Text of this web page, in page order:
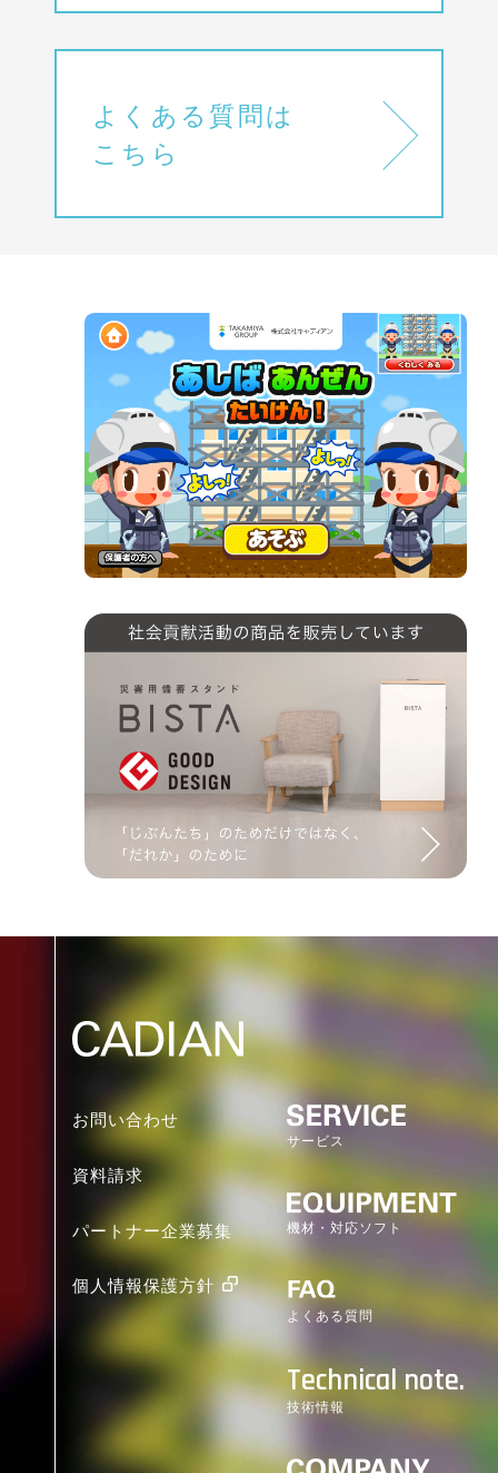
BIM/CIM
空間計測
よくある質問は
こちら
お問い合わせ
資料請求
パートナー企業募集
個人情報保護方針
サービス
機材・対応ソフト
よくある質問
Technical note.
技術情報